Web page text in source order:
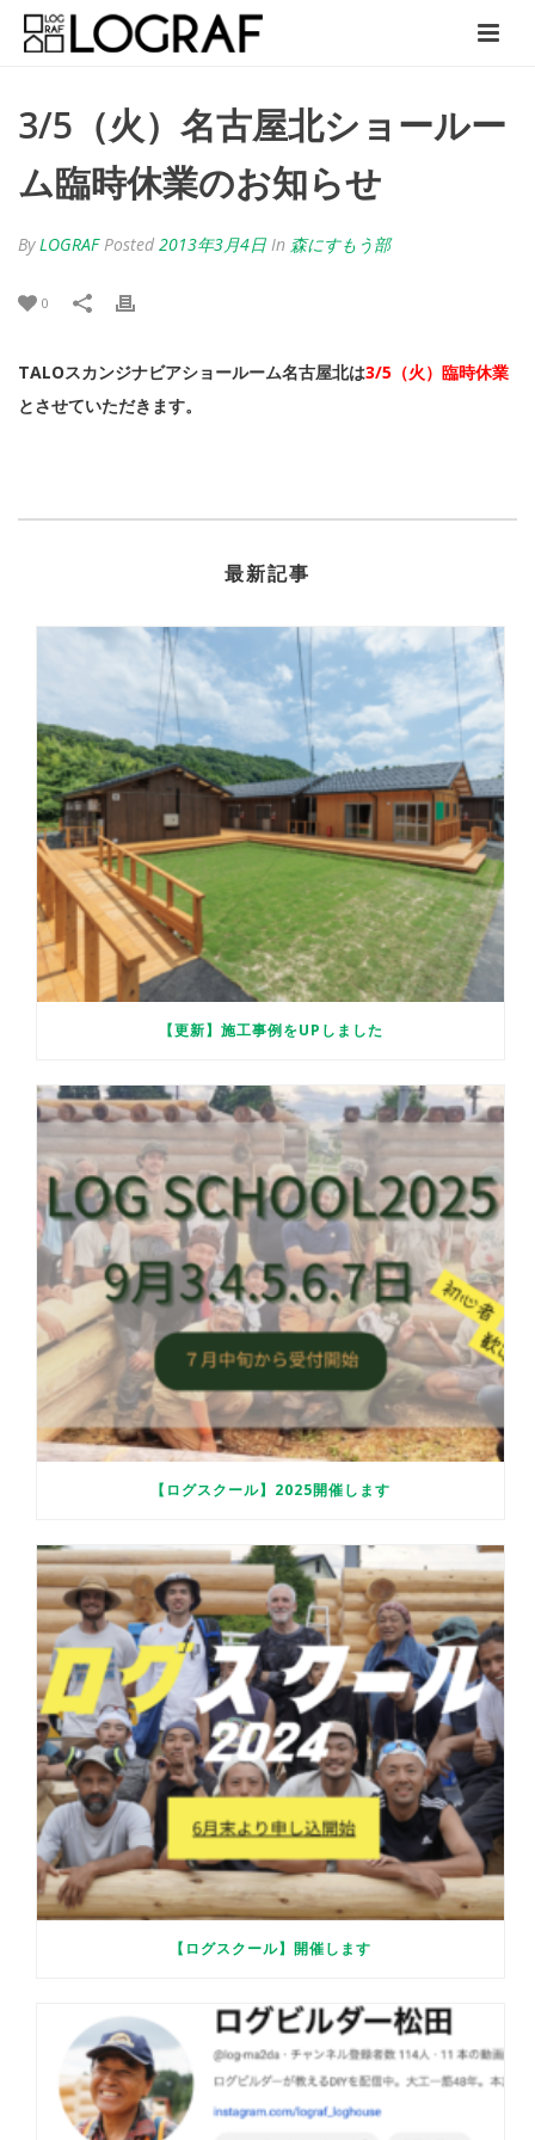
3/5（火）名古屋北ショールー
ム臨時休業のお知らせ
ByLOGRAF Posted 2013年3月4日 In 森にすもう部
0
TALOスカンジナビアショールーム名古屋北は3/5（火）臨時休業
とさせていただきます。
最新記事
【更新】施工事例をUPしました
【ログスクール】2025開催します
【ログスクール】開催します